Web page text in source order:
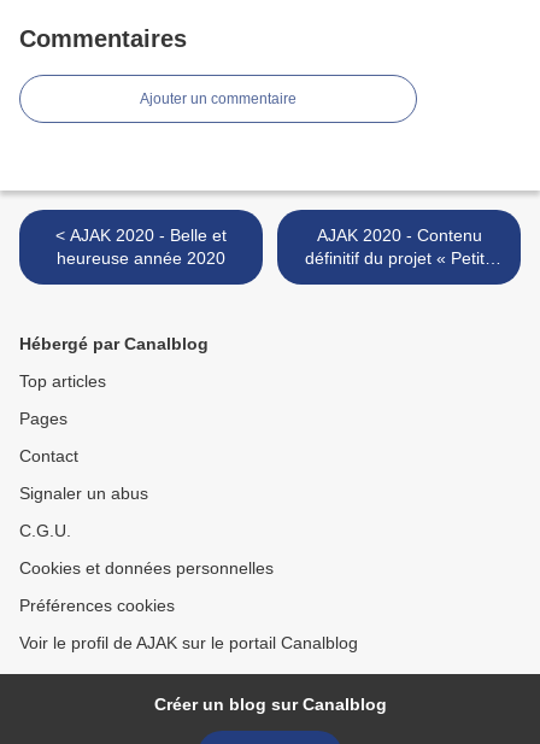
Commentaires
Ajouter un commentaire
< AJAK 2020 - Belle et
heureuse année 2020
AJAK 2020 - Contenu
définitif du projet « Petits
métiers aux handicapés » >
Hébergé par Canalblog
Top articles
Pages
Contact
Signaler un abus
C.G.U.
Cookies et données personnelles
Préférences cookies
Voir le profil de AJAK sur le portail Canalblog
Créer un blog sur Canalblog